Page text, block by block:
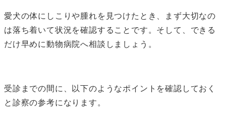
愛犬の体にしこりや腫れを見つけたとき、まず大切なの
は落ち着いて状況を確認することです。そして、できる
だけ早めに動物病院へ相談しましょう。
受診までの間に、以下のようなポイントを確認しておく
と診察の参考になります。